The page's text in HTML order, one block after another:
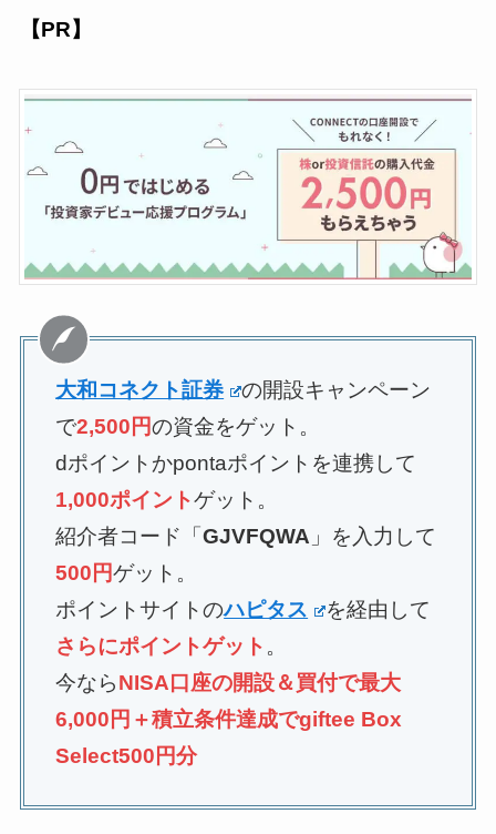
【PR】
大和コネクト証券
の開設キャンペーン
で2,500円の資金をゲット。
dポイントかpontaポイントを連携して
1,000ポイントゲット。
紹介者コード「GJVFQWA 」を入力して
500円ゲット。
ポイントサイトのハピタス
を経由して
さらにポイントゲット 。
今ならNISA口座の開設＆買付で最大
6,000円＋積立条件達成でgiftee Box
Select500円分